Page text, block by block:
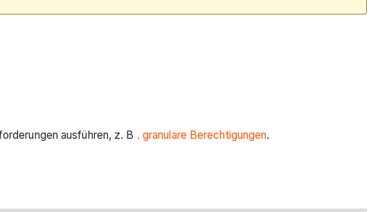
ausführen, z. B . granulare Berechtigungen.